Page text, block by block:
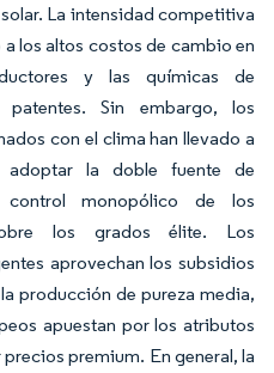
La intensidad competitiva
los altos costos de cambio en
y las químicas de
Sin embargo, los
con el clima han llevado a
la doble fuente de
control monopólico de los
los grados élite. Los
aprovechan los subsidios
producción de pureza media,
apuestan por los atributos
premium. En general, la